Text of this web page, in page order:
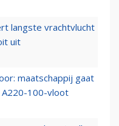
langste vrachtvlucht
uit
maatschappij gaat
A220-100-vloot